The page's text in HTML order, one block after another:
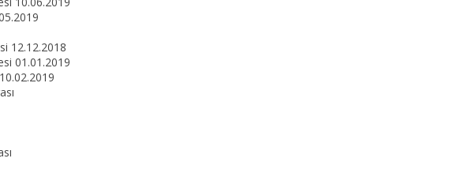
12.12.2018
01.01.2019